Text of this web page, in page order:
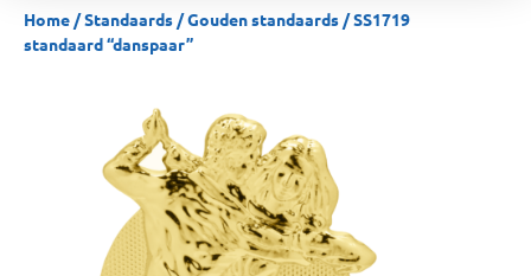
Home /Standaards /Gouden standaards / SS1719
standaard “danspaar”